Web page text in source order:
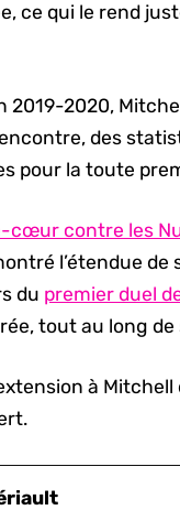
ce qui le rend
2019-2020,
des
pour la toute
cœur contre les
l’étendue de
du premier duel
tout au long
à Mitchell